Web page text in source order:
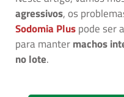
agressivos, os
Sodomia Pluspode ser
para mantermachos
no lote.